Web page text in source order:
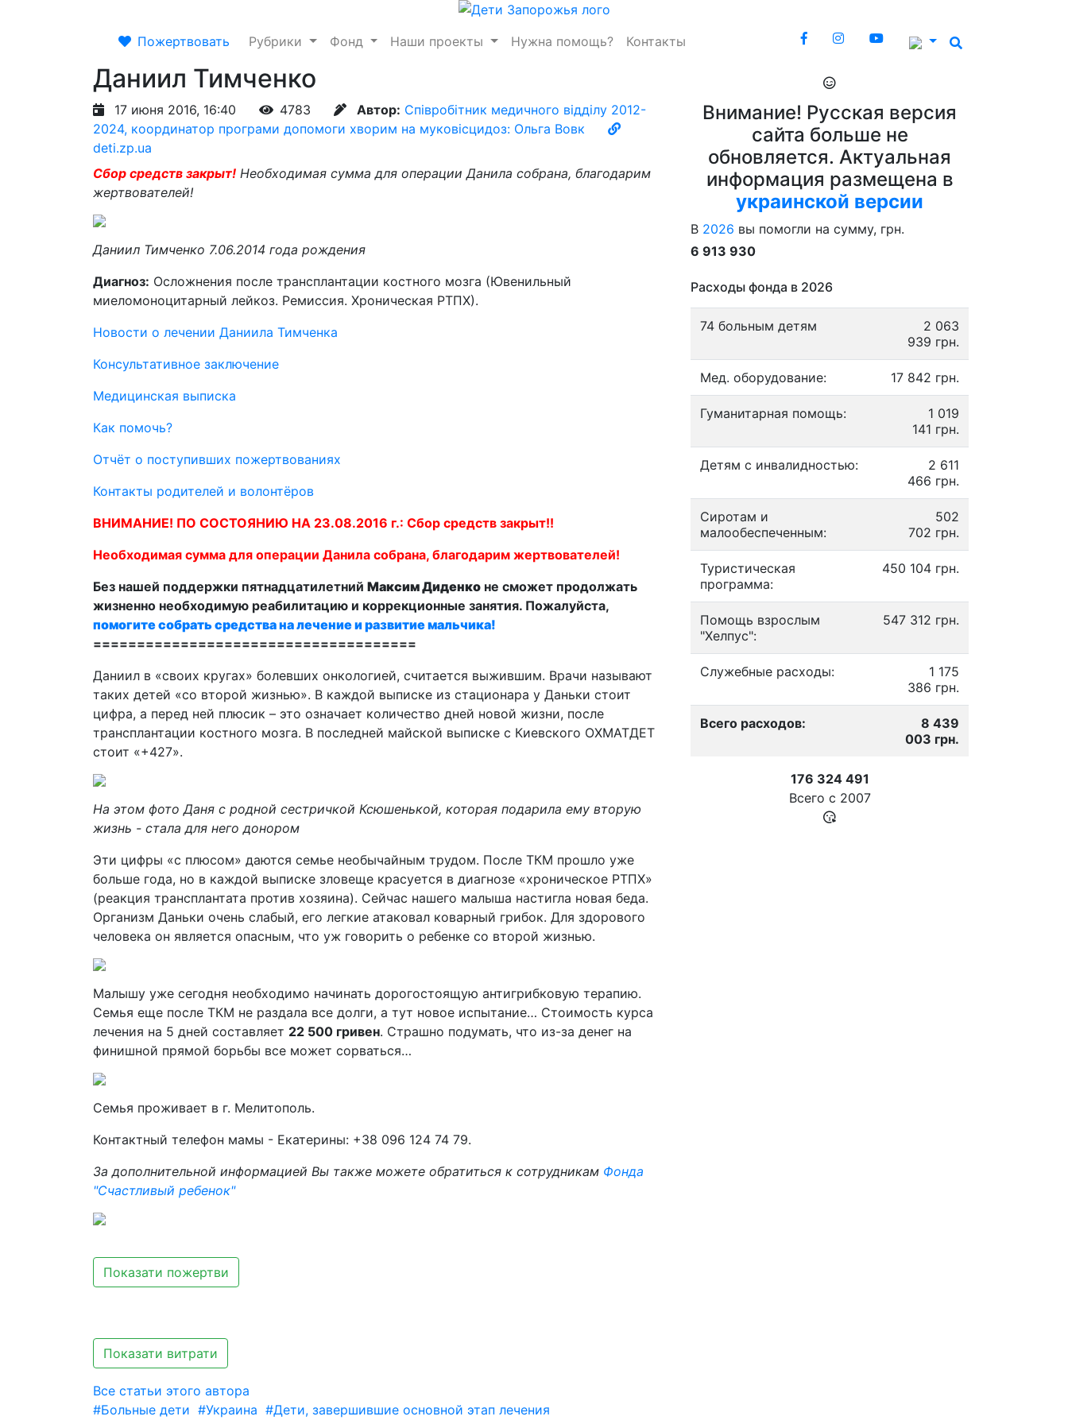
Пожертвовать Рубрики Фонд Наши проекты Нужна помощь? Контакты
Даниил Тимченко
17 июня 2016, 16:40 4783 Автор: Співробітник медичного відділу 2012-
2024, координатор програми допомоги хворим на муковісцидоз: Ольга Вовк
deti.zp.ua
Сбор средств закрыт! Необходимая сумма для операции Данила собрана, благодарим
жертвователей!
Даниил Тимченко 7.06.2014 года рождения
Диагноз: Осложнения после трансплантации костного мозга (Ювенильный
миеломоноцитарный лейкоз. Ремиссия. Хроническая РТПХ).
Новости о лечении Даниила Тимченка
Консультативное заключение
Медицинская выписка
Как помочь?
Отчёт о поступивших пожертвованиях
Контакты родителей и волонтёров
ВНИМАНИЕ! ПО СОСТОЯНИЮ НА 23.08.2016 г.: Сбор средств закрыт!!
Необходимая сумма для операции Данила собрана, благодарим жертвователей!
Без нашей поддержки пятнадцатилетний Максим Диденко не сможет продолжать
жизненно необходимую реабилитацию и коррекционные занятия. Пожалуйста,
помогите собрать средства на лечение и развитие мальчика!
=====================================
Даниил в «своих кругах» болевших онкологией, считается выжившим. Врачи называют
таких детей «со второй жизнью». В каждой выписке из стационара у Даньки стоит
цифра, а перед ней плюсик – это означает количество дней новой жизни, после
трансплантации костного мозга. В последней майской выписке с Киевского ОХМАТДЕТ
стоит «+427».
На этом фото Даня с родной сестричкой Ксюшенькой, которая подарила ему вторую
жизнь - стала для него донором
Эти цифры «с плюсом» даются семье необычайным трудом. После ТКМ прошло уже
больше года, но в каждой выписке зловеще красуется в диагнозе «хроническое РТПХ»
(реакция трансплантата против хозяина). Сейчас нашего малыша настигла новая беда.
Организм Даньки очень слабый, его легкие атаковал коварный грибок. Для здорового
человека он является опасным, что уж говорить о ребенке со второй жизнью.
Малышу уже сегодня необходимо начинать дорогостоящую антигрибковую терапию.
Семья еще после ТКМ не раздала все долги, а тут новое испытание… Стоимость курса
лечения на 5 дней составляет 22 500 гривен. Страшно подумать, что из-за денег на
финишной прямой борьбы все может сорваться…
Семья проживает в г. Мелитополь.
Контактный телефон мамы - Екатерины: +38 096 124 74 79.
За дополнительной информацией Вы также можете обратиться к сотрудникам Фонда
"Счастливый ребенок"
Показати пожертви
Показати витрати
Все статьи этого автора
#Больные дети #Украина #Дети, завершившие основной этап лечения
Внимание! Русская версия
сайта больше не
обновляется. Актуальная
информация размещена в
украинской версии
В 2026 вы помогли на сумму, грн.
6 913 930
Расходы фонда в 2026
74 больным детям
2 063
939 грн.
Мед. оборудование: 17 842 грн.
Гуманитарная помощь:
1 019
141 грн.
Детям с инвалидностью:
2 611
466 грн.
Сиротам и
малообеспеченным:
502
702 грн.
Туристическая
программа:
450 104 грн.
Помощь взрослым
"Хелпус":
547 312 грн.
Служебные расходы:
1 175
386 грн.
Всего расходов:
8 439
003 грн.
176 324 491
Всего с 2007